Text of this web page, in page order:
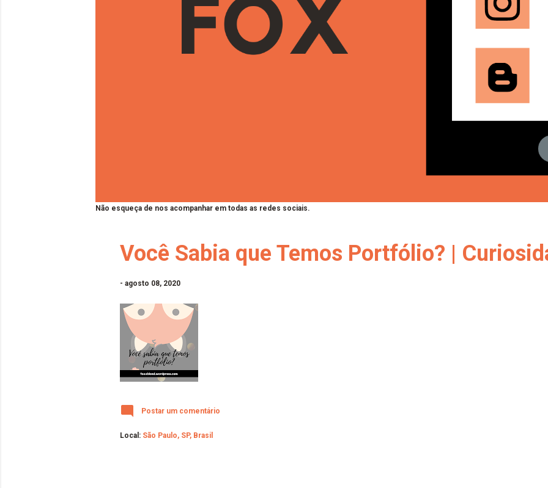
Não esqueça de nos acompanhar em todas as redes sociais.
Você Sabia que Temos Portfólio? |
- agosto 08, 2020
Postar um comentário
Local: São Paulo, SP, Brasil